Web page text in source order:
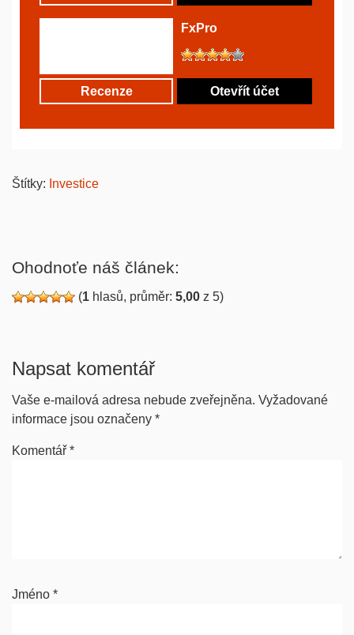
FxPro
Recenze Otevřít účet
Štítky: Investice
Ohodnoťe náš článek:
(1 hlasů, průměr: 5,00 z 5)
Napsat komentář
Vaše e-mailová adresa nebude zveřejněna. Vyžadované
informace jsou označeny *
Komentář *
Jméno *